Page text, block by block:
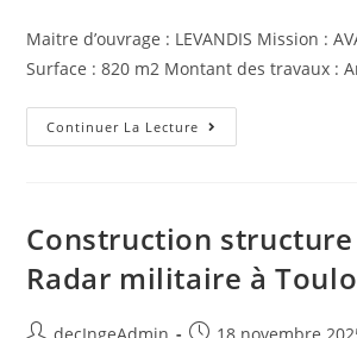
Maitre d’ouvrage : LEVANDIS Mission :
Surface : 820 m2 Montant des travaux :
Continuer La Lecture
Construction
Radar militaire à